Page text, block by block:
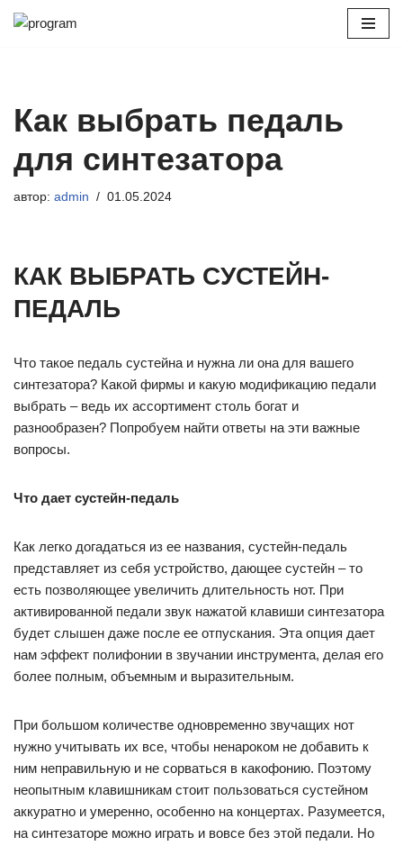
Как выбрать педаль
для синтезатора
автор: admin 01.05.2024
КАК ВЫБРАТЬ СУСТЕЙН-
ПЕДАЛЬ
Что такое педаль сустейна и нужна ли она для вашего
синтезатора? Какой фирмы и какую модификацию педали
выбрать – ведь их ассортимент столь богат и
разнообразен? Попробуем найти ответы на эти важные
вопросы.
Что дает сустейн-педаль
Как легко догадаться из ее названия, сустейн-педаль
представляет из себя устройство, дающее сустейн – то
есть позволяющее увеличить длительность нот. При
активированной педали звук нажатой клавиши синтезатора
будет слышен даже после ее отпускания. Эта опция дает
нам эффект полифонии в звучании инструмента, делая его
более полным, объемным и выразительным.
При большом количестве одновременно звучащих нот
нужно учитывать их все, чтобы ненароком не добавить к
ним неправильную и не сорваться в какофонию. Поэтому
неопытным клавишникам стоит пользоваться сустейном
аккуратно и умеренно, особенно на концертах. Разумеется,
на синтезаторе можно играть и вовсе без этой педали. Но